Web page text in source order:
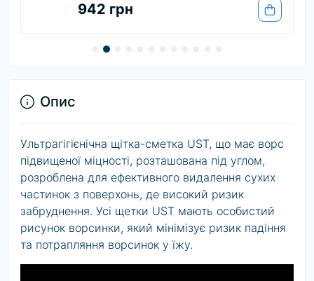
942 грн
Опис
Ультрагігієнічна щітка-сметка UST, що має ворс
підвищеної міцності, розташована під углом,
розроблена для ефективного видалення сухих
частинок з поверхонь, де високий ризик
забруднення. Усі щетки UST мають особистий
рисунок ворсинки, який мінімізує ризик падіння
та потрапляння ворсинок у їжу.